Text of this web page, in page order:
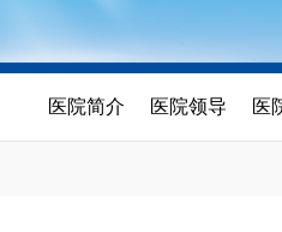
医院简介 医院领导 医